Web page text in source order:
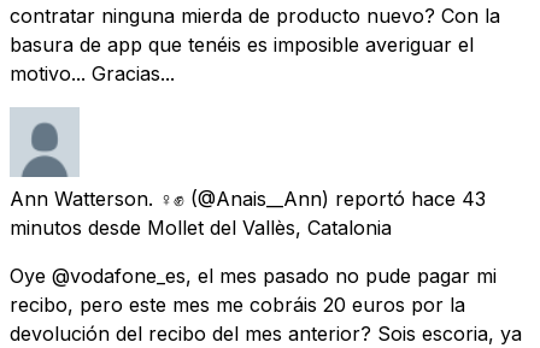
contratar ninguna mierda de producto nuevo? Con la
basura de app que tenéis es imposible averiguar el
motivo... Gracias...
Ann Watterson. ♀️✊ (@Anais__Ann) reportó hace 43
minutos desde Mollet del Vallès, Catalonia
Oye @vodafone_es, el mes pasado no pude pagar mi
recibo, pero este mes me cobráis 20 euros por la
devolución del recibo del mes anterior? Sois escoria, ya